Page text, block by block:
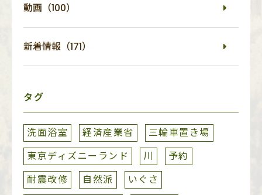
動画（100）
新着情報（171）
タグ
洗面浴室 経済産業省
三輪車置き場
東京ディズニーランド
川
予約
耐震改修
自然派
いぐさ